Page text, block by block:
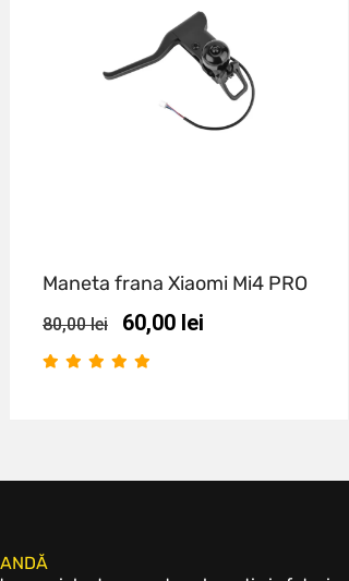
Maneta frana Xiaomi Mi4 PRO
80,00lei 60,00 lei